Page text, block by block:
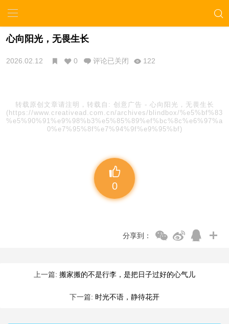
心向阳光，无畏生长
2026.02.12 0 评论已关闭 122
转载原创文章请注明，转载自: 创意广告 - 心向阳光，无畏生长
(https://www.creativead.com.cn/archives/blindbox/%e5%bf%83
%e5%90%91%e9%98%b3%e5%85%89%ef%bc%8c%e6%97%a
0%e7%95%8f%e7%94%9f%e9%95%bf)
0
分享到：
上一篇: 搬家搬的不是行李，是把日子过好的心气儿
下一篇: 时光不语，静待花开